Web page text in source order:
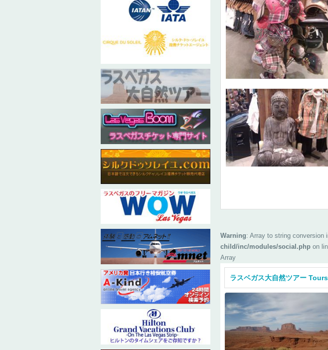
Warning: Array to string conversion
child/inc/modules/social.php on
Array
ラスベガス大自然ツアー Tours